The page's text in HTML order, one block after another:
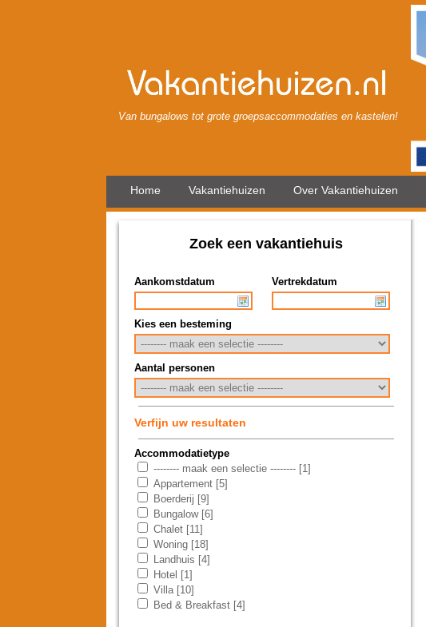
Van bungalows tot grote groepsaccommodaties en kastelen!
Home Vakantiehuizen Over Vakantiehuizen
Zoek een vakantiehuis
Aankomstdatum Vertrekdatum
Kies een besteming
Aantal personen
Verfijn uw resultaten
Accommodatietype
-------- maak een selectie -------- [1]
Appartement [5]
Boerderij [9]
Bungalow [6]
Chalet [11]
Woning [18]
Landhuis [4]
Hotel [1]
Villa [10]
Bed & Breakfast [4]